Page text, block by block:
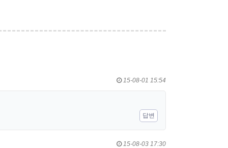
15-08-01 15:54
답변
15-08-03 17:30